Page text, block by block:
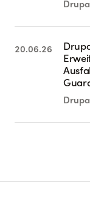
20.06.26